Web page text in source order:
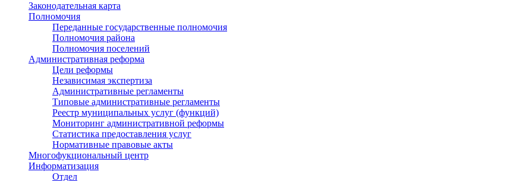
Законодательная карта
Полномочия
Переданные государственные полномочия
Полномочия района
Полномочия поселений
Административная реформа
Цели реформы
Независимая экспертиза
Административные регламенты
Типовые административные регламенты
Реестр муниципальных услуг (функций)
Мониторинг административной реформы
Статистика предоставления услуг
Нормативные правовые акты
Многофукциональный центр
Информатизация
Отдел